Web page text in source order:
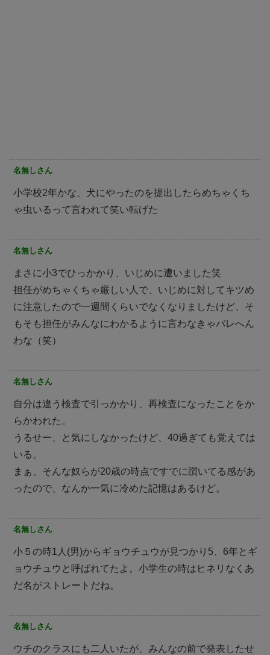
名無しさん
小学校2年かな、犬にやったのを提出したらめちゃくち
ゃ虫いるって言われて笑い転げた
名無しさん
まさに小3でひっかかり、いじめに遭いました笑
担任がめちゃくちゃ厳しい人で、いじめに対してキツめ
に注意したので一週間くらいでなくなりましたけど、そ
もそも担任がみんなにわかるように言わなきゃバレへん
わな（笑）
名無しさん
自分は違う検査で引っかかり、再検査になったことをか
らかわれた。
うるせー、と気にしなかったけど、40過ぎても覚えては
いる。
まぁ、そんな奴らが20歳の時点ですでに躓いてる感があ
ったので、なんか一気に冷めた記憶はあるけど。
名無しさん
小５の時1人(男)からギョウチュウが見つかり5、6年とギ
ョウチュウと呼ばれてたよ。小学生の時はヒネリなくあ
だ名がストレートだね。
名無しさん
ウチのクラスにも二人いたが、みんなの前で発表したせ